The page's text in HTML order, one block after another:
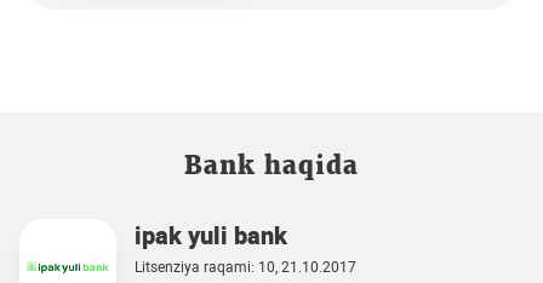
Bank haqida
ipak yuli bank
Litsenziya raqami: 10, 21.10.2017